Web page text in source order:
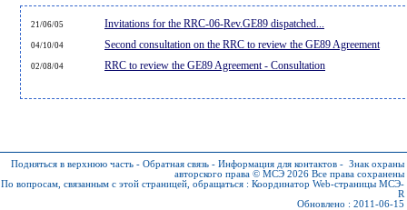
21/06/05 Invitations for the RRC-06-Rev.GE89 dispatched...
04/10/04 Second consultation on the RRC to review the GE89 Agreement
02/08/04 RRC to review the GE89 Agreement - Consultation
Подняться в верхнюю часть - Обратная связь - Информация для контактов - Знак охраны
авторского права © МСЭ 2026 Все права сохранены
По вопросам, связанным с этой страницей, обращаться : Координатор Web-страницы МСЭ-
R
Обновлено : 2011-06-15